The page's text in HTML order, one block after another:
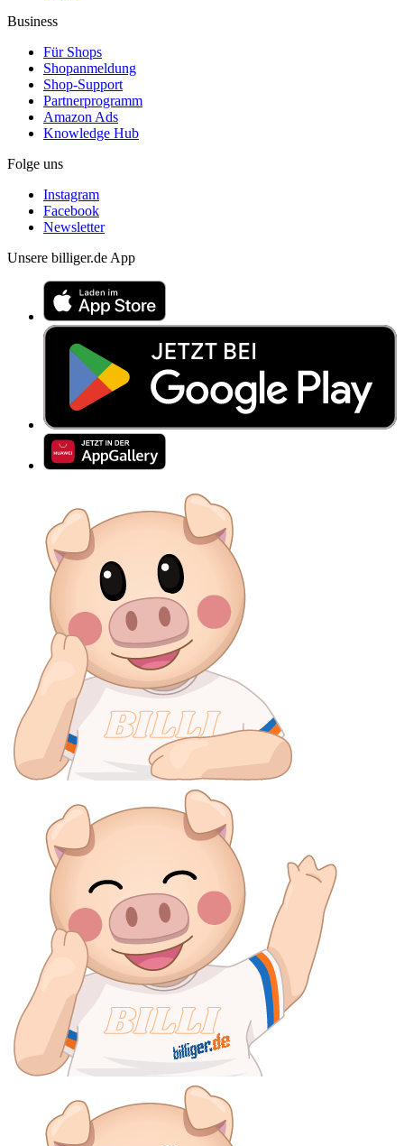
Business
Für Shops
Shopanmeldung
Shop-Support
Partnerprogramm
Amazon Ads
Knowledge Hub
Folge uns
Instagram
Facebook
Newsletter
Unsere billiger.de App